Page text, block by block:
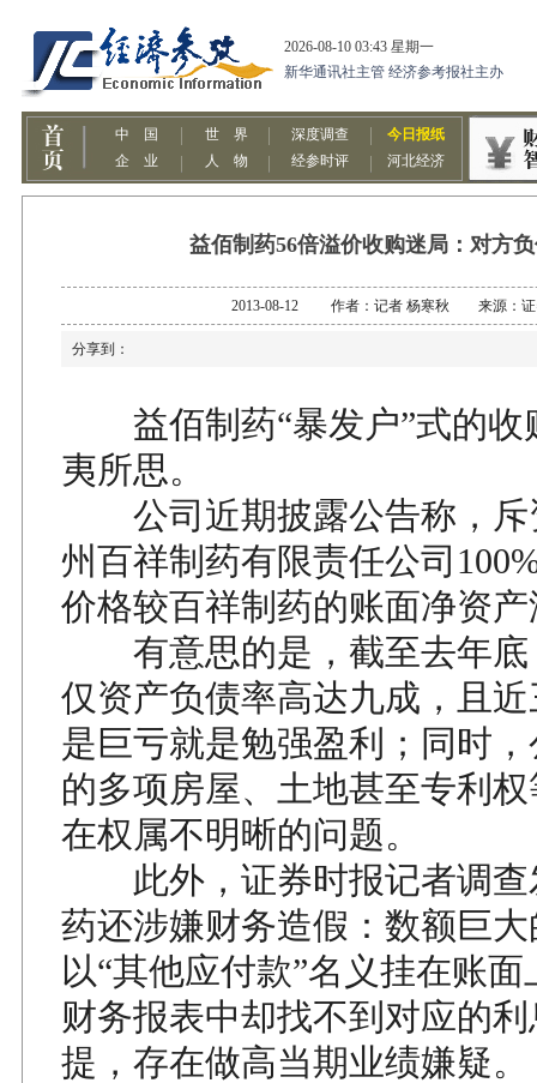
益佰制药56倍溢价收购迷局：对方
2013-08-12 作者：记者 杨寒秋 来源：证
分享到：
益佰制药“暴发户”式的收
夷所思。
公司近期披露公告称，斥
州百祥制药有限责任公司
价格较百祥制药的账面净资产
有意思的是，截至去年底
仅资产负债率高达九成，且
是巨亏就是勉强盈利；同时
的多项房屋、土地甚至专利
在权属不明晰的问题。
此外，证券时报记者调查
药还涉嫌财务造假：数额巨
以“其他应付款”名义挂在账
财务报表中却找不到对应的
提，存在做高当期业绩嫌疑。